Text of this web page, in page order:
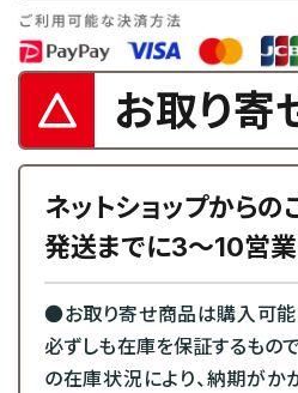
お取り寄
ネットショップからの
発送までに3～10営業
●お取り寄せ商品は購入可能
必ずしも在庫を保証するもの
の在庫状況により、納期がか